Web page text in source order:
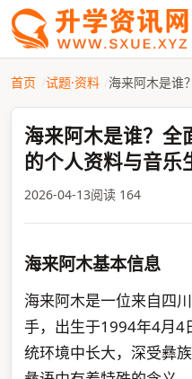
首页 试题·资料 海来阿木是谁
海来阿木是谁？全
的个人资料与音乐
2026-04-13阅读 164
海来阿木基本信息
海来阿木是一位来自四
手，出生于1994年4月4
统环境中长大，深受彝